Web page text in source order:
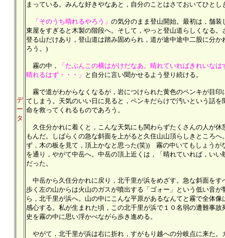
デ
ー
タ
まっている。みんな好きやなあと，自分のことはさておいてひとし
「そのうち晴れるやろう」 の気分のまま登山開始。最初は，舗
東屋をすぎると木製の階段へ。そして，やっと登山道らしくなる
登る山だけあり，登山道は踏み固められ，道が途中途中二股に分
ろう。)
霧の中，
「たぶんこの横はがけだなあ。晴れていればきれいな
晴れるはず・・・」 と自分に言い聞かせるよう登り続ける。
霧で道がわからなくなるが，岩につけられた黄色のペンキが目印
てしまう。天気のいい日に見ると，ペンキだらけで汚いという話
命を救ってくれるものであろう。
久住分かれに着くと，こんな天気にも関わらずたくさんの人が休
もんだ。しばらくの急な斜面を上がると久住山山頂らしきところ
ず，木の板を見て，頂上かなと思った(笑)) 霧の中いてもしょうが
を通り，やがて中岳へ。中岳の頂上近くは，「晴れていれば，い
だった。
中岳から久住分かれに戻り，北千里が浜をめざす。急な斜面をす
歩く左の山からは火山のガスが噴出する「ゴォー」という低い音が
ら，北千里が浜へ。山の中にこんな平原があるなんてと霧で全体
感心する。私が生まれた頃，この北千里が浜で１０名弱の遭難事
史を霧の中に思い浮かべながら歩き進める。
やがて，北千里が浜は右に折れ，すがもり越への分岐点に来た。